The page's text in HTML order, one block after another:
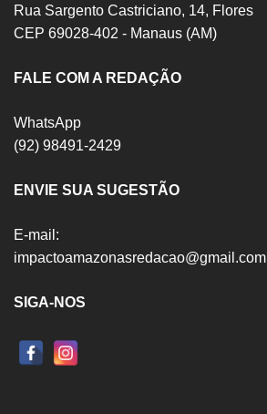
Rua Sargento Castriciano, 14, Flores
CEP 69028-402 - Manaus (AM)
FALE COM A REDAÇÃO
WhatsApp
(92) 98491-2429
ENVIE SUA SUGESTÃO
E-mail:
impactoamazonasredacao@gmail.com
SIGA-NOS